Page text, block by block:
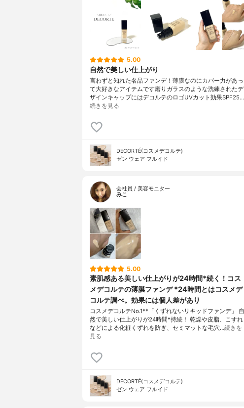
5.00
自然で美しい仕上がり
言わずと知れた名品ファンデ！薄膜なのにカバー力があっ
て大好きなアイテムです磨りガラスのような洗練されたデ
ザインキャップにはデコルテのロゴUVカット効果SPF25…
続きを見る
DECORTÉ(コスメデコルテ)
ゼン ウェア フルイド
会社員 / 美容モニター
みこ
5.00
素肌感ある美しい仕上がりが24時間*続く！コス
メデコルテの薄膜ファンデ *24時間とはコスメデ
コルテ調べ。効果には個人差があり
コスメデコルテNo.1**「くずれないリキッドファンデ」 自
然で美しい仕上がりが24時間*持続！ 乾燥や皮脂、こすれ
などによる化粧くずれを防ぎ、セミマットな毛穴…続きを
見る
DECORTÉ(コスメデコルテ)
ゼン ウェア フルイド